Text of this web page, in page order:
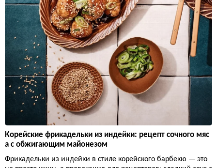
Корейские фрикадельки из индейки: рецепт сочного мяс
а с обжигающим майонезом
Фрикадельки из индейки в стиле корейского барбекю — это